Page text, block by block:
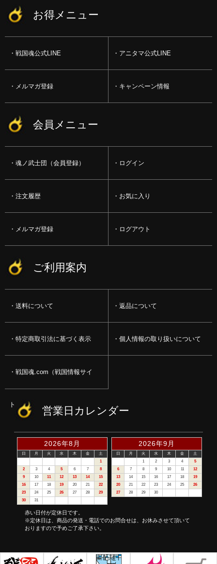
お得メニュー
戦国魂公式LINE アニタマ公式LINE
メルマガ登録 キャンペーン情報
会員メニュー
魂ノ武士団（会員登録） ログイン
注文履歴 お気に入り
メルマガ登録 ログアウト
ご利用案内
送料について 返品について
特定商取引法に基づく表示 個人情報の取り扱いについて
戦国魂.com（戦国情報サイ
ト） 営業日カレンダー
2026年8月
日 月 火 水 木 金
土
1
2
3 4 5 6 7
8
9
10 11 12 13 14
15
16
17 18 19 20 21
22
23
24 25 26 27 28
29
30
31
2026年9月
日 月 火 水 木 金
土
1
2 3 4
5
6
7 8 9 10 11
12
13
14 15 16 17 18
19
20
21 22 23 24 25
26
27
28 29 30
赤い日付が定休日です。
※定休日は、商品の発送・電話でのお問合せは、お休みさせて頂いて
おりますので予めご了承下さい。